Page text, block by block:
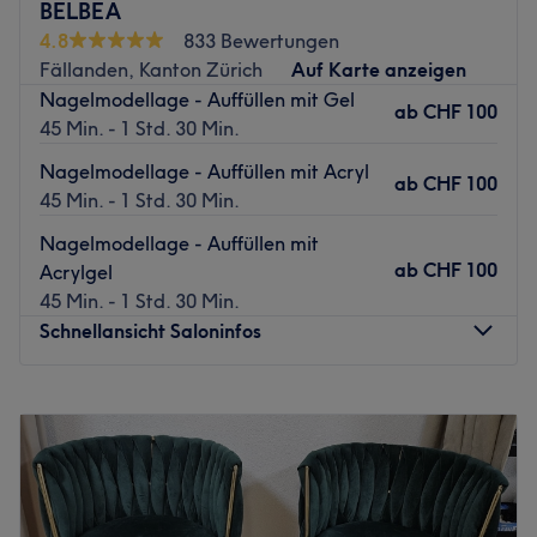
Nächste öffentliche Verkehrsmittel:
In nur wenigen Schritten erreichst du die Bus- und S-
Bahnhaltestelle Effretikon.
Das Team:
Kaum über die Türschwelle getreten, empfängt dich
Inhaberin Alessia herzlich. Hier wird alles daran gesetzt,
dass du dich wohlfühlst und den Salon glücklich und
zufrieden wieder verlässt. Hier wird Deutsch und
Italienisch gesprochen.
Was uns an dem Salon gefällt:
Zurück zur Salonansicht
BELBEA
4.8
833 Bewertungen
Fällanden, Kanton Zürich
Auf Karte anzeigen
Nagelmodellage - Auffüllen mit Gel
45 Min. - 1 Std. 30 Min.
ab CHF 100
Nagelmodellage - Auffüllen mit Acryl
45 Min. - 1 Std. 30 Min.
ab CHF 100
Nagelmodellage - Auffüllen mit
Acrylgel
45 Min. - 1 Std. 30 Min.
ab CHF 100
Schnellansicht Saloninfos
20:00
Mittwoch
09:00 –20:00
Donnerstag
09:00– 20:00
Freitag
09:00
20:00